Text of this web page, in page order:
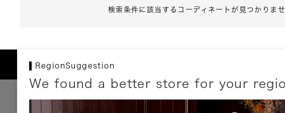
検索条件に該当するコーディネートが見つかりま
RegionSuggestion
We found a better store for your
お支払いについて 配送に